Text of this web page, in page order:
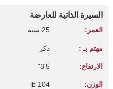
السيرة الذاتية للعارضة
العمر: 25 سنة
مهتم بـ : ذكر
الارتفاع: 5'3"
الوزن: 104 lb